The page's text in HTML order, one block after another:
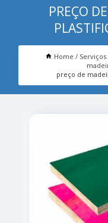
PREÇO
Home Serviços
preço de